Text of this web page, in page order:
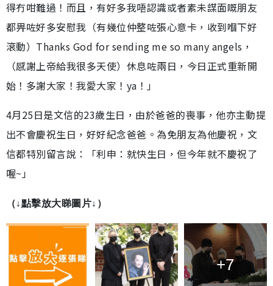
得冇咁難過！而且，有好多我唔認識或者素未謀面嘅朋友
都畀咗好多安慰我（有幾位仲整咗張心意卡，收到嗰下好
滾動）Thanks God for sending me so many angels，
（感謝上帝給我很多天使）休息咗兩日，今日正式重新開
始！多謝大家！我愛大家！ya！」
4月25日是文信的23歲生日，由於爸爸的喪事，他亦主動提
出不會慶祝生日，好好紀念爸爸。為免朋友為他慶祝，文
信都特別留言說：「利申：就快生日，但今年就不慶祝了
喔~」
（↓點擊放大睇圖片↓ ）
+7